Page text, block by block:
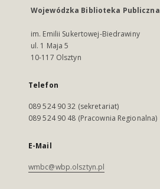
Wojewódzka Biblioteka Publiczna
im. Emilii Sukertowej-Biedrawiny
ul. 1 Maja 5
10-117 Olsztyn
Telefon
089 524 90 32 (sekretariat)
089 524 90 48 (Pracownia Regionalna)
E-Mail
wmbc@wbp.olsztyn.pl